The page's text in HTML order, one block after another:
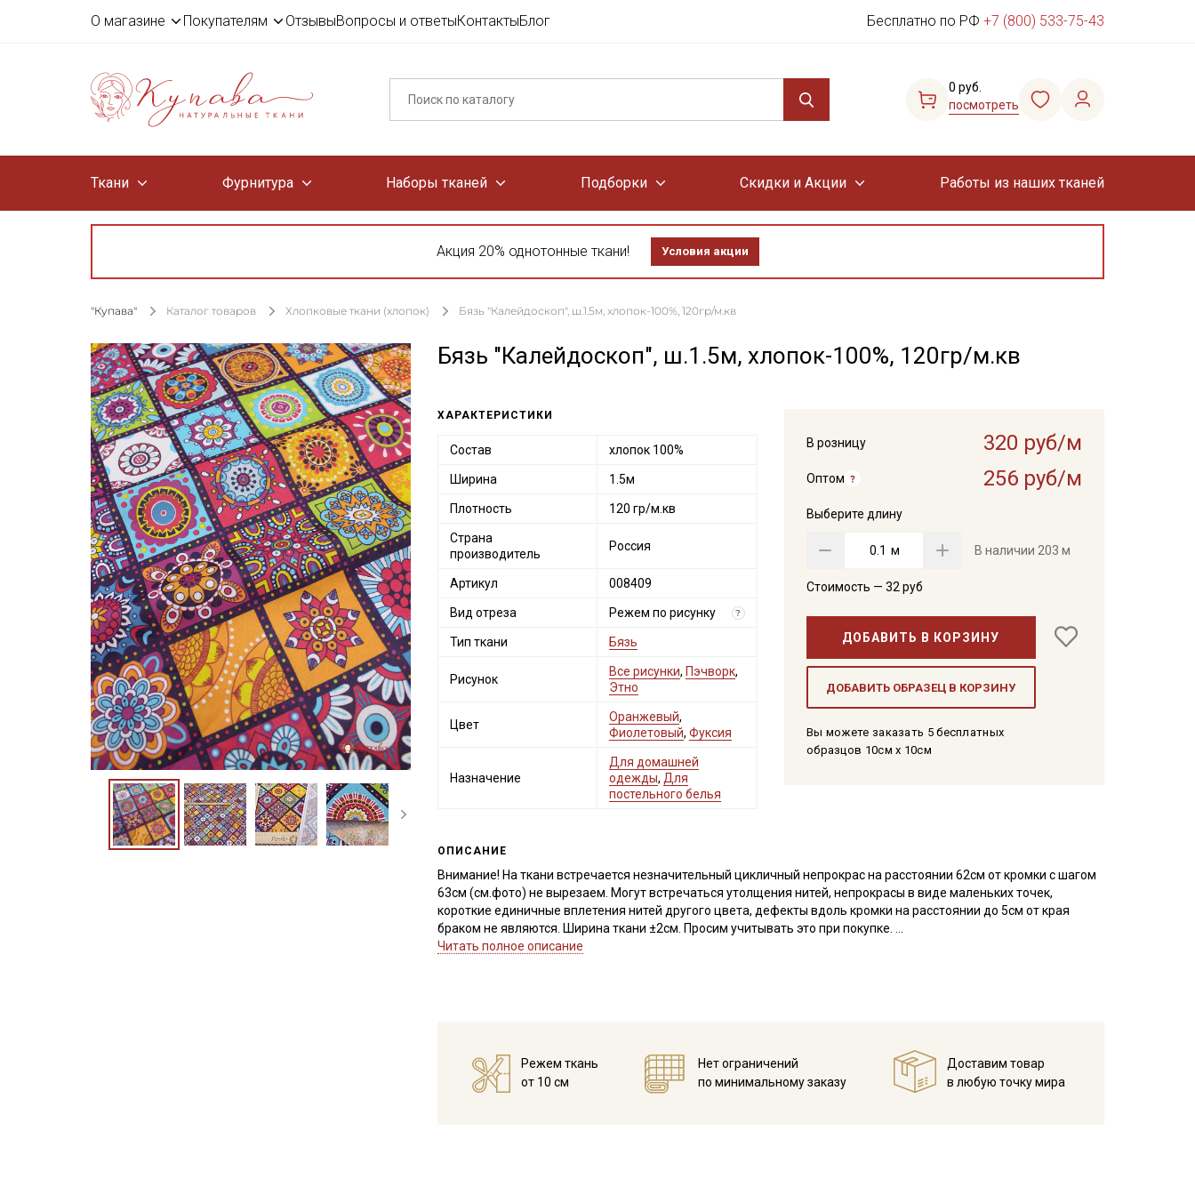
О магазине Покупателям ОтзывыВопросы и ответыКонтактыБлог Бесплатно по РФ +7 (800) 533-75-43
0 руб.
посмотреть
Ткани Фурнитура Наборы тканей Подборки Скидки и Акции Работы из наших тканей
Акция 20% однотонные ткани! Условия акции
"Купава" Каталог товаров Хлопковые ткани (хлопок) Бязь "Калейдоскоп", ш.1.5м, хлопок-100%, 120гр/м.кв
Бязь "Калейдоскоп", ш.1.5м, хлопок-100%, 120гр/м.кв
В розницу 320 руб/м
Оптом 256 руб/м
Выберите длину
м В наличии 203 м
Стоимость — 32 руб
ДОБАВИТЬ В КОРЗИНУ
ДОБАВИТЬ ОБРАЗЕЦ В КОРЗИНУ
Вы можете заказать 5 бесплатных
образцов 10см x 10см
ХАРАКТЕРИСТИКИ
Состав хлопок 100%
Ширина 1.5м
Плотность 120 гр/м.кв
Страна
производитель
Россия
Артикул 008409
Вид отреза Режем по рисунку ?
Тип ткани Бязь
Рисунок
Все рисунки, Пэчворк,
Этно
Цвет
Оранжевый,
Фиолетовый, Фуксия
Назначение
Для домашней
одежды, Для
постельного белья
ОПИСАНИЕ
Внимание! На ткани встречается незначительный цикличный непрокрас на расстоянии 62см от кромки с шагом
63см (см.фото) не вырезаем. Могут встречаться утолщения нитей, непрокрасы в виде маленьких точек,
короткие единичные вплетения нитей другого цвета, дефекты вдоль кромки на расстоянии до 5см от края
браком не являются. Ширина ткани ±2см. Просим учитывать это при покупке.
бортиков в кроватку, конвертов на выписку, детских вигвамов, декоративных элементов интерьера (например,
салфеток, легких занавесок, прихваток), для пэчворка, квилтинга, скрапбукинга, используется в качестве
подкладочного материала.
Читать полное описание
Режем ткань
от 10 см
Нет ограничений
по минимальному заказу
Доставим товар
в любую точку мира